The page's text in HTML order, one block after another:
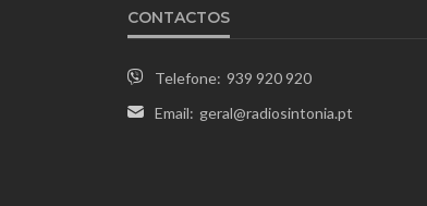
CONTACTOS
Telefone: 939 920 920
Email: geral@radiosintonia.pt